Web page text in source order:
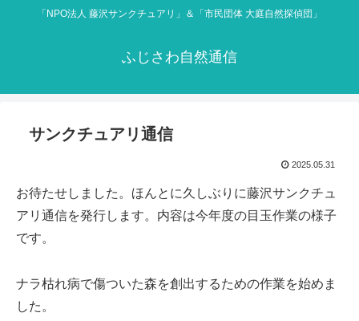
「NPO法人 藤沢サンクチュアリ」＆「市民団体 大庭自然探偵団」
ふじさわ自然通信
サンクチュアリ通信
2025.05.31
お待たせしました。ほんとに久しぶりに藤沢サンクチュ
アリ通信を発行します。内容は今年度の目玉作業の様子
です。
ナラ枯れ病で傷ついた森を創出するための作業を始めま
した。